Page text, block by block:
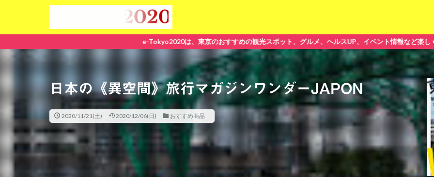
e-Tokyo2020は、東京のおすすめの観光スポット、グルメ、ヘルスUP、イベント情報など楽しく読める記事を提
日本の《異空間》旅行マガジンワンダーJAPON
2020/11/21(土) 2020/12/06(日) おすすめ商品